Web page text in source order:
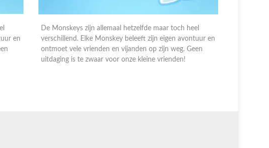
en
De Monskeys zijn allemaal hetzelfde maar toch heel
verschillend. Elke Monskey beleeft zijn eigen avontuur en
ontmoet vele vrienden en vijanden op zijn weg. Geen
uitdaging is te zwaar voor onze kleine vrienden!